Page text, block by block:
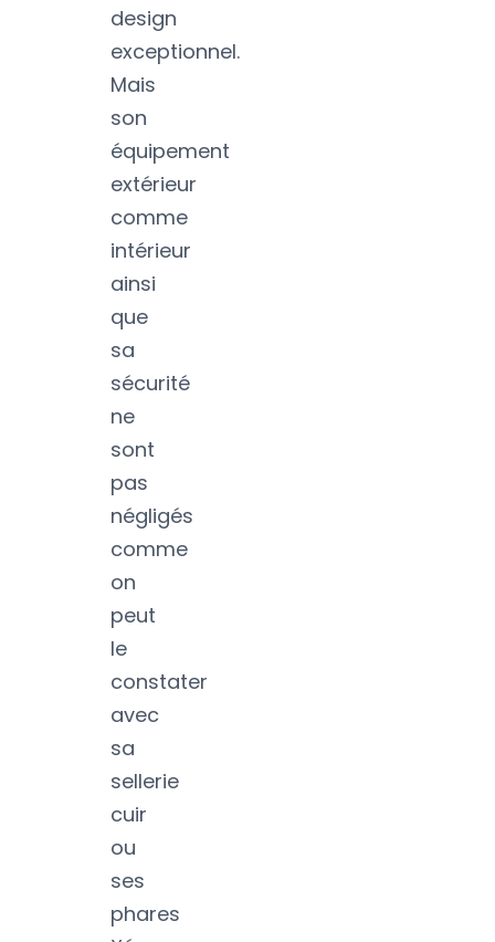
design
exceptionnel.
Mais
son
équipement
extérieur
comme
intérieur
ainsi
que
sa
sécurité
ne
sont
pas
négligés
comme
on
peut
le
constater
avec
sa
sellerie
cuir
ou
ses
phares